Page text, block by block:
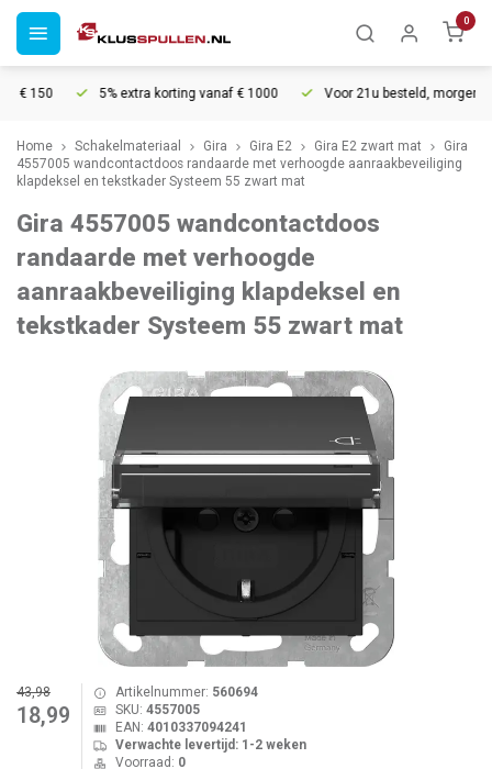
0
150 5% extra korting vanaf € 1000 Voor 21u besteld, morgen in
Home Schakelmateriaal Gira Gira E2 Gira E2 zwart mat
Gira
4557005 wandcontactdoos randaarde met verhoogde aanraakbeveiliging
klapdeksel en tekstkader Systeem 55 zwart mat
Gira 4557005 wandcontactdoos
randaarde met verhoogde
aanraakbeveiliging klapdeksel en
tekstkader Systeem 55 zwart mat
43,98
18,99
Artikelnummer: 560694
SKU: 4557005
EAN: 4010337094241
Verwachte levertijd: 1-2 weken
Voorraad: 0